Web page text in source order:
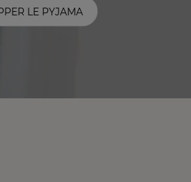
LE PYJAMA